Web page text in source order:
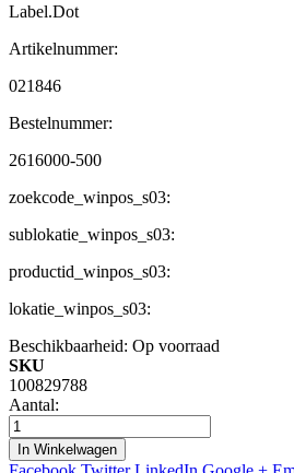
Label.Dot
Artikelnummer:
021846
Bestelnummer:
2616000-500
zoekcode_winpos_s03:
sublokatie_winpos_s03:
productid_winpos_s03:
lokatie_winpos_s03:
Beschikbaarheid: Op voorraad
SKU
100829788
Aantal:
In Winkelwagen